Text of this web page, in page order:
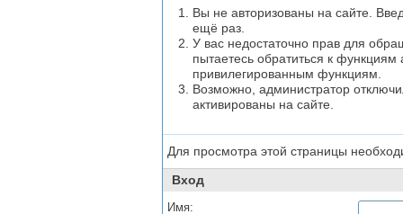
Вы не авторизованы на сайте.
ещё раз.
У вас недостаточно прав для
пытаетесь обратиться к
привилегированным функциям.
Возможно, администратор
активированы на сайте.
Для просмотра этой страницы
Вход
Имя: